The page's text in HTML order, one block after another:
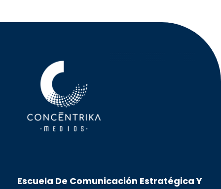
Escuela De Comunicación Estratégica Y